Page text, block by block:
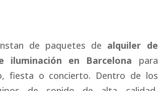
de paquetes de alquiler de
iluminación en Barcelona para
fiesta o concierto. Dentro de los